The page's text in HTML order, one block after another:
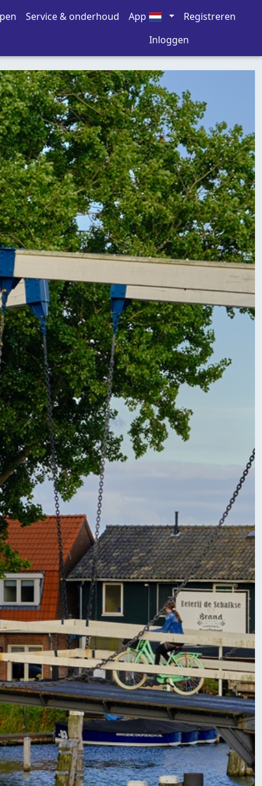
Service & onderhoud App
Registreren
Inloggen